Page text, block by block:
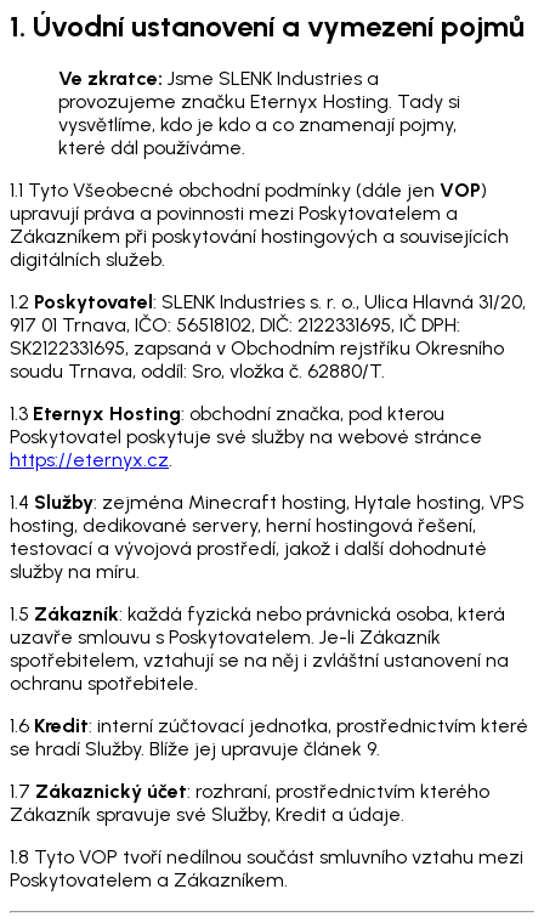
1. Úvodní ustanovení a vymezení pojmů
Ve zkratce: Jsme SLENK Industries a
provozujeme značku Eternyx Hosting. Tady si
vysvětlíme, kdo je kdo a co znamenají pojmy,
které dál používáme.
1.1 Tyto Všeobecné obchodní podmínky (dále jen VOP)
upravují práva a povinnosti mezi Poskytovatelem a
Zákazníkem při poskytování hostingových a souvisejících
digitálních služeb.
1.2 Poskytovatel : SLENK Industries s. r. o., Ulica Hlavná 31/20,
917 01 Trnava, IČO: 56518102, DIČ: 2122331695, IČ DPH:
SK2122331695, zapsaná v Obchodním rejstříku Okresního
soudu Trnava, oddíl: Sro, vložka č. 62880/T.
1.3 Eternyx Hosting: obchodní značka, pod kterou
Poskytovatel poskytuje své služby na webové stránce
https://eternyx.cz.
1.4 Služby: zejména Minecraft hosting, Hytale hosting, VPS
hosting, dedikované servery, herní hostingová řešení,
testovací a vývojová prostředí, jakož i další dohodnuté
služby na míru.
1.5 Zákazník: každá fyzická nebo právnická osoba, která
uzavře smlouvu s Poskytovatelem. Je-li Zákazník
spotřebitelem, vztahují se na něj i zvláštní ustanovení na
ochranu spotřebitele.
1.6 Kredit: interní zúčtovací jednotka, prostřednictvím které
se hradí Služby. Blíže jej upravuje článek 9.
1.7 Zákaznický účet: rozhraní, prostřednictvím kterého
Zákazník spravuje své Služby, Kredit a údaje.
1.8 Tyto VOP tvoří nedílnou součást smluvního vztahu mezi
Poskytovatelem a Zákazníkem.